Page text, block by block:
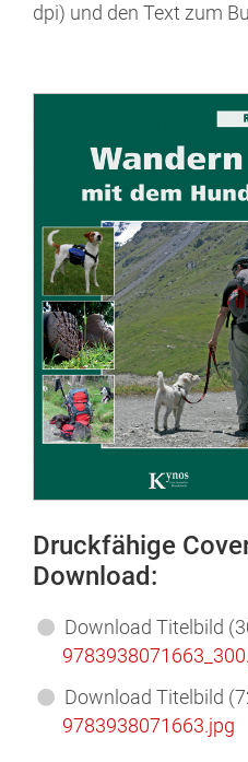
dpi) und den Text zum
Druckfähige
Download:
Download Titelbild
Download Titelbild
9783938071663.jpg